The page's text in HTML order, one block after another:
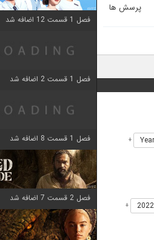
پرسش ها
+
+
فصل 1 قسمت 12 اضافه شد
فصل 1 قسمت 2 اضافه شد
فصل 1 قسمت 8 اضافه شد
فصل 2 قسمت 7 اضافه شد